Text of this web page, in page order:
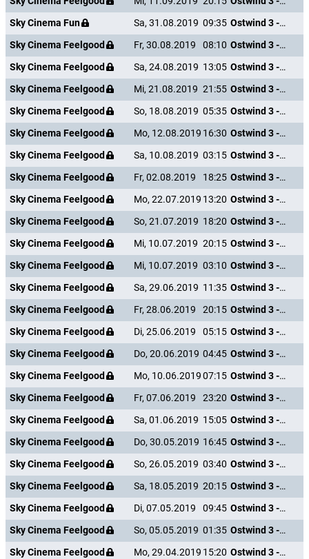
Sky Cinema Fun
Sa, 31.08.2019 09:35
Ostwind 3 - Aufbruch nach Ora
Sky Cinema Feelgood
Fr, 30.08.2019 08:10
Ostwind 3 - Aufbruch nach Ora
Sky Cinema Feelgood
Sa, 24.08.2019 13:05
Ostwind 3 - Aufbruch nach Ora
Sky Cinema Feelgood
Mi, 21.08.2019 21:55
Ostwind 3 - Aufbruch nach Ora
Sky Cinema Feelgood
So, 18.08.2019 05:35
Ostwind 3 - Aufbruch nach Ora
Sky Cinema Feelgood
Mo, 12.08.2019 16:30
Ostwind 3 - Aufbruch nach Ora
Sky Cinema Feelgood
Sa, 10.08.2019 03:15
Ostwind 3 - Aufbruch nach Ora
Sky Cinema Feelgood
Fr, 02.08.2019 18:25
Ostwind 3 - Aufbruch nach Ora
Sky Cinema Feelgood
Mo, 22.07.2019 13:20
Ostwind 3 - Aufbruch nach Ora
Sky Cinema Feelgood
So, 21.07.2019 18:20
Ostwind 3 - Aufbruch nach Ora
Sky Cinema Feelgood
Mi, 10.07.2019 20:15
Ostwind 3 - Aufbruch nach Ora
Sky Cinema Feelgood
Mi, 10.07.2019 03:10
Ostwind 3 - Aufbruch nach Ora
Sky Cinema Feelgood
Sa, 29.06.2019 11:35
Ostwind 3 - Aufbruch nach Ora
Sky Cinema Feelgood
Fr, 28.06.2019 20:15
Ostwind 3 - Aufbruch nach Ora
Sky Cinema Feelgood
Di, 25.06.2019 05:15
Ostwind 3 - Aufbruch nach Ora
Sky Cinema Feelgood
Do, 20.06.2019 04:45
Ostwind 3 - Aufbruch nach Ora
Sky Cinema Feelgood
Mo, 10.06.201907:15
Ostwind 3 - Aufbruch nach Ora
Sky Cinema Feelgood
Fr, 07.06.2019 23:20
Ostwind 3 - Aufbruch nach Ora
Sky Cinema Feelgood
Sa, 01.06.2019 15:05
Ostwind 3 - Aufbruch nach Ora
Sky Cinema Feelgood
Do, 30.05.2019 16:45
Ostwind 3 - Aufbruch nach Ora
Sky Cinema Feelgood
So, 26.05.2019 03:40
Ostwind 3 - Aufbruch nach Ora
Sky Cinema Feelgood
Sa, 18.05.2019 20:15
Ostwind 3 - Aufbruch nach Ora
Sky Cinema Feelgood
Di, 07.05.2019 09:45
Ostwind 3 - Aufbruch nach Ora
Sky Cinema Feelgood
So, 05.05.2019 01:35
Ostwind 3 - Aufbruch nach Ora
Sky Cinema Feelgood
Mo, 29.04.2019 15:20
Ostwind 3 - Aufbruch nach Ora